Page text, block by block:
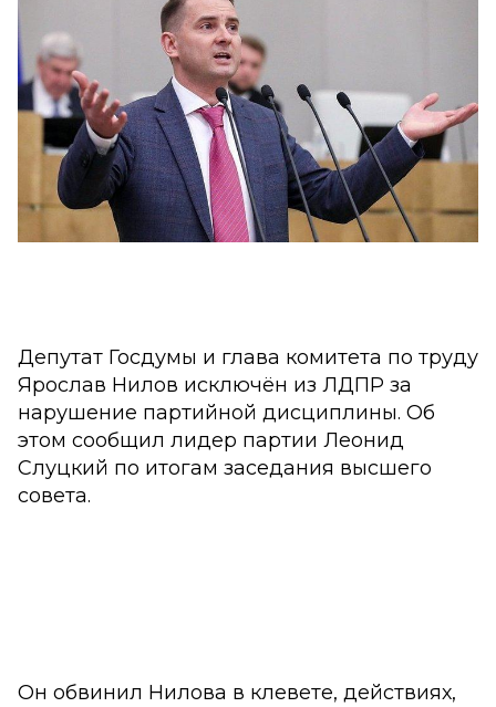
Депутат Госдумы и глава комитета по труду
Ярослав Нилов исключён из ЛДПР за
нарушение партийной дисциплины. Об
этом сообщил лидер партии Леонид
Слуцкий по итогам заседания высшего
совета.
Он обвинил Нилова в клевете, действиях,